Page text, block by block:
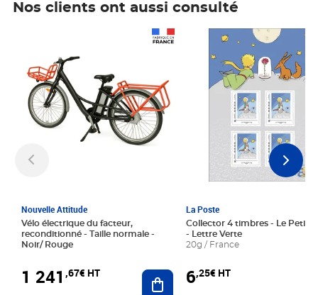
Nos clients ont aussi consulté
Nouvelle Attitude
Vélo électrique du facteur,
reconditionné - Taille normale -
Noir/ Rouge
1 241 ,67€ HT Ajouter au panier
La Poste
Collector 4 timbres - Le Petit
- Lettre Verte
20g / France
6,25€ HT
Prix 6,25€ HT